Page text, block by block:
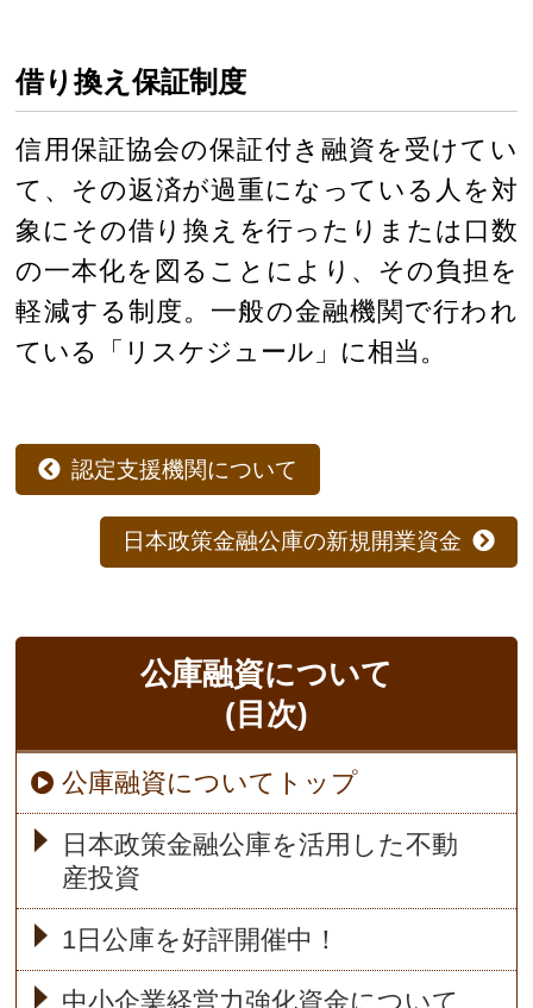
借り換え保証制度
信用保証協会の保証付き融資を受けてい
て、その返済が過重になっている人を対
象にその借り換えを行ったりまたは口数
の一本化を図ることにより、その負担を
軽減する制度。一般の金融機関で行われ
ている「リスケジュール」に相当。
認定支援機関について
日本政策金融公庫の新規開業資金
公庫融資について
(目次)
公庫融資についてトップ
日本政策金融公庫を活用した不動
産投資
1日公庫を好評開催中！
中小企業経営力強化資金について